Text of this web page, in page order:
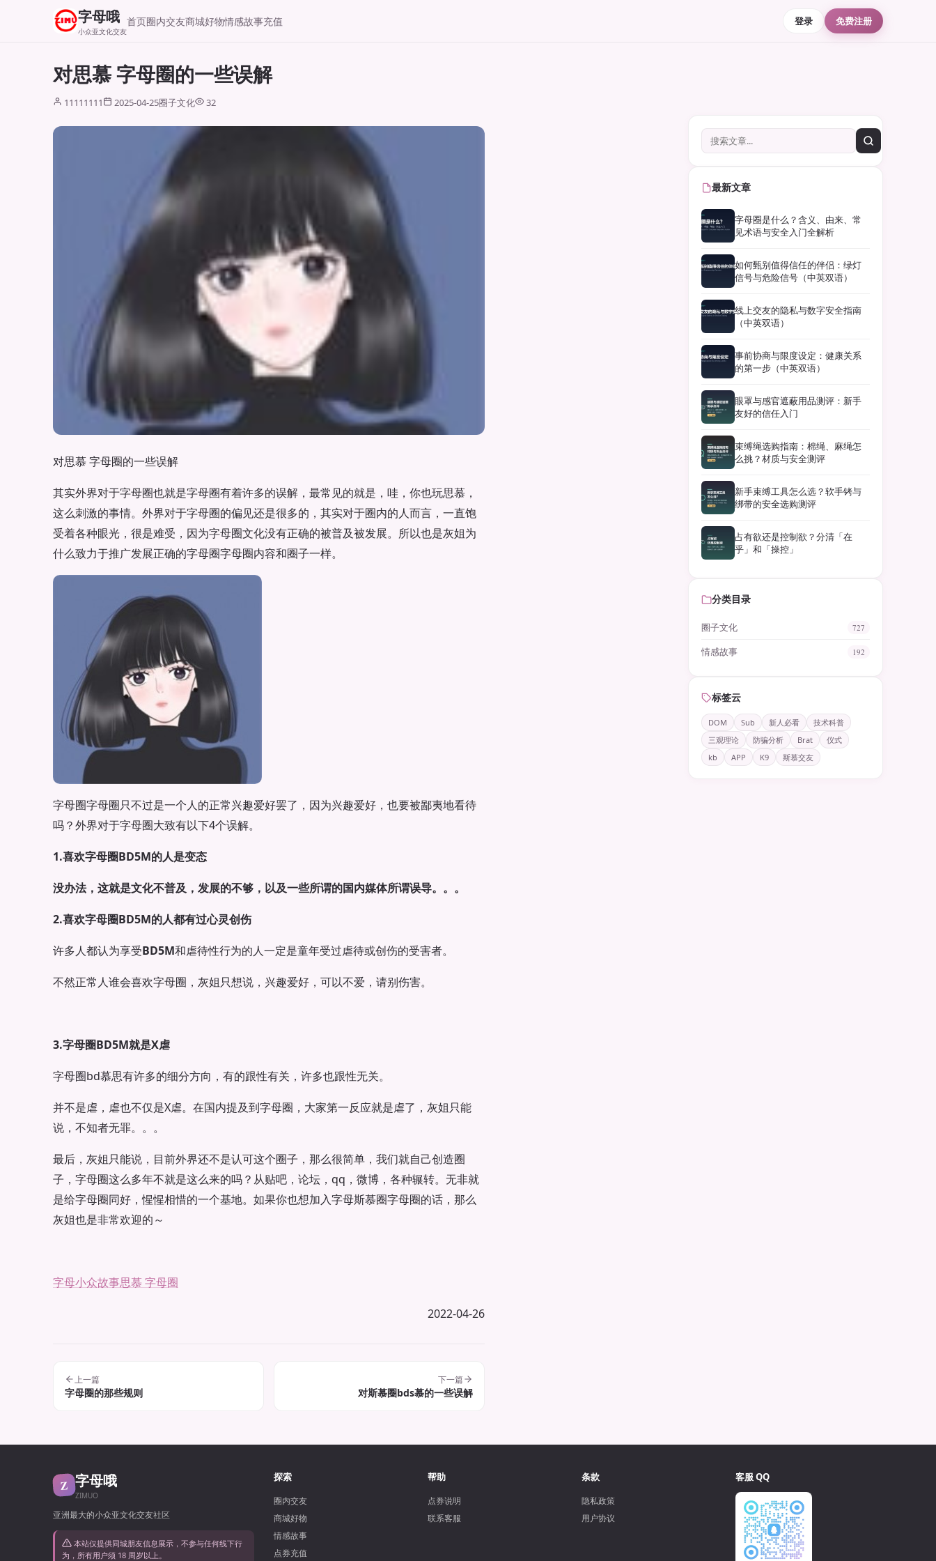
字母哦
小众亚文化交友
首页圈内交友商城好物情感故事充值 登录 免费注册
对思慕 字母圈的一些误解
11111111 2025-04-25圈子文化 32
对思慕 字母圈的一些误解
其实外界对于字母圈也就是字母圈有着许多的误解，最常见的就是，哇，你也玩思慕，
这么刺激的事情。外界对于字母圈的偏见还是很多的，其实对于圈内的人而言，一直饱
受着各种眼光，很是难受，因为字母圈文化没有正确的被普及被发展。所以也是灰姐为
什么致力于推广发展正确的字母圈字母圈内容和圈子一样。
字母圈字母圈只不过是一个人的正常兴趣爱好罢了，因为兴趣爱好，也要被鄙夷地看待
吗？外界对于字母圈大致有以下4个误解。
1.喜欢字母圈BD5M的人是变态
没办法，这就是文化不普及，发展的不够，以及一些所谓的国内媒体所谓误导。。。
2.喜欢字母圈BD5M的人都有过心灵创伤
许多人都认为享受BD5M和虐待性行为的人一定是童年受过虐待或创伤的受害者。
不然正常人谁会喜欢字母圈，灰姐只想说，兴趣爱好，可以不爱，请别伤害。
3.字母圈BD5M就是X虐
字母圈bd慕思有许多的细分方向，有的跟性有关，许多也跟性无关。
并不是虐，虐也不仅是X虐。在国内提及到字母圈，大家第一反应就是虐了，灰姐只能
说，不知者无罪。。。
最后，灰姐只能说，目前外界还不是认可这个圈子，那么很简单，我们就自己创造圈
子，字母圈这么多年不就是这么来的吗？从贴吧，论坛，qq，微博，各种辗转。无非就
是给字母圈同好，惺惺相惜的一个基地。如果你也想加入字母斯慕圈字母圈的话，那么
灰姐也是非常欢迎的～
字母小众故事思慕 字母圈
2022-04-26
上一篇
字母圈的那些规则
下一篇
对斯慕圈bds慕的一些误解
最新文章
字母圈是什么？含义、由来、常
见术语与安全入门全解析
如何甄别值得信任的伴侣：绿灯
信号与危险信号（中英双语）
线上交友的隐私与数字安全指南
（中英双语）
事前协商与限度设定：健康关系
的第一步（中英双语）
眼罩与感官遮蔽用品测评：新手
友好的信任入门
束缚绳选购指南：棉绳、麻绳怎
么挑？材质与安全测评
新手束缚工具怎么选？软手铐与
绑带的安全选购测评
占有欲还是控制欲？分清「在
乎」和「操控」
分类目录
圈子文化 727
情感故事 192
标签云
DOM Sub 新人必看
技术科普
三观理论
防骗分析 Brat
仪式
kb
APP K9 斯慕交友
Z 字母哦
ZIMUO
亚洲最大的小众亚文化交友社区
本站仅提供同城朋友信息展示，不参与任何线下行
为，所有用户须 18 周岁以上。
探索
圈内交友
商城好物
情感故事
点券充值
帮助
点券说明
联系客服
条款
隐私政策
用户协议
客服 QQ